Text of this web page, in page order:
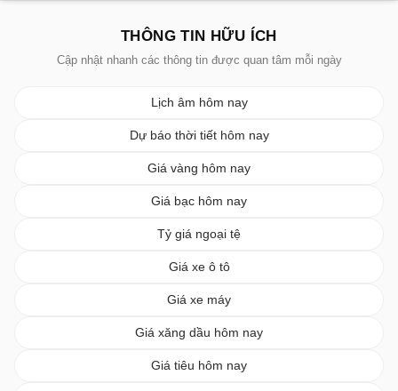
THÔNG TIN HỮU ÍCH
Cập nhật nhanh các thông tin được quan tâm mỗi ngày
Lịch âm hôm nay
Dự báo thời tiết hôm nay
Giá vàng hôm nay
Giá bạc hôm nay
Tỷ giá ngoại tệ
Giá xe ô tô
Giá xe máy
Giá xăng dầu hôm nay
Giá tiêu hôm nay